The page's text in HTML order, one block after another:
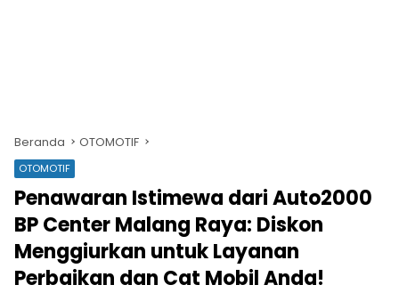
Beranda OTOMOTIF
OTOMOTIF
Penawaran Istimewa dari Auto2000
BP Center Malang Raya: Diskon
Menggiurkan untuk Layanan
Perbaikan dan Cat Mobil Anda!